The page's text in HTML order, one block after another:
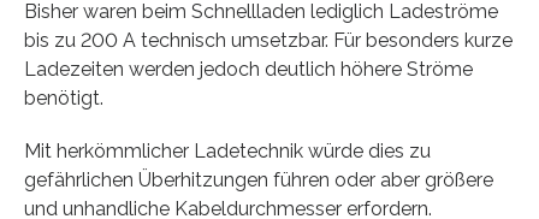
Bisher waren beim Schnellladen lediglich Ladeströme
bis zu 200 A technisch umsetzbar. Für besonders kurze
Ladezeiten werden jedoch deutlich höhere Ströme
benötigt.
Mit herkömmlicher Ladetechnik würde dies zu
gefährlichen Überhitzungen führen oder aber größere
und unhandliche Kabeldurchmesser erfordern.